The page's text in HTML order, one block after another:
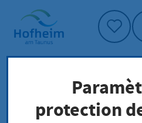
Accueil"
Page d'accueil Plan du site
protection